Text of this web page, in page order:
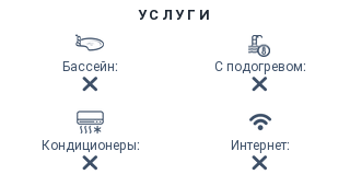
УСЛУГИ
Бассейн:
Кондиционеры:
С подогревом:
Интернет: